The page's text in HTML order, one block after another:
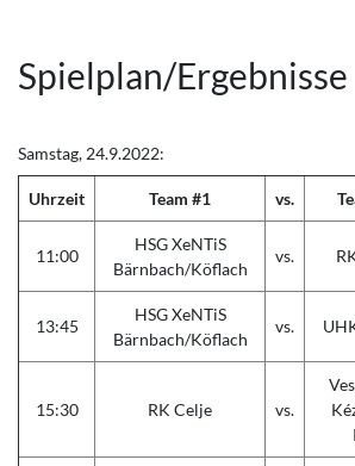
Spielplan/Ergebnisse
Samstag, 24.9.2022:
Uhrzeit Team #1 vs.
11:00
HSG XeNTiS
Bärnbach/Köflach
vs.
13:45
HSG XeNTiS
Bärnbach/Köflach
vs.
15:30 RK Celje vs.